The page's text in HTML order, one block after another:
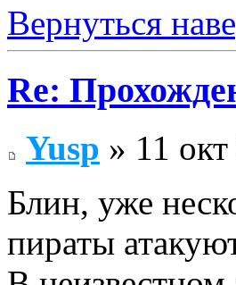
Вернуться
Re:
Yusp » 11
Блин, уже
пираты